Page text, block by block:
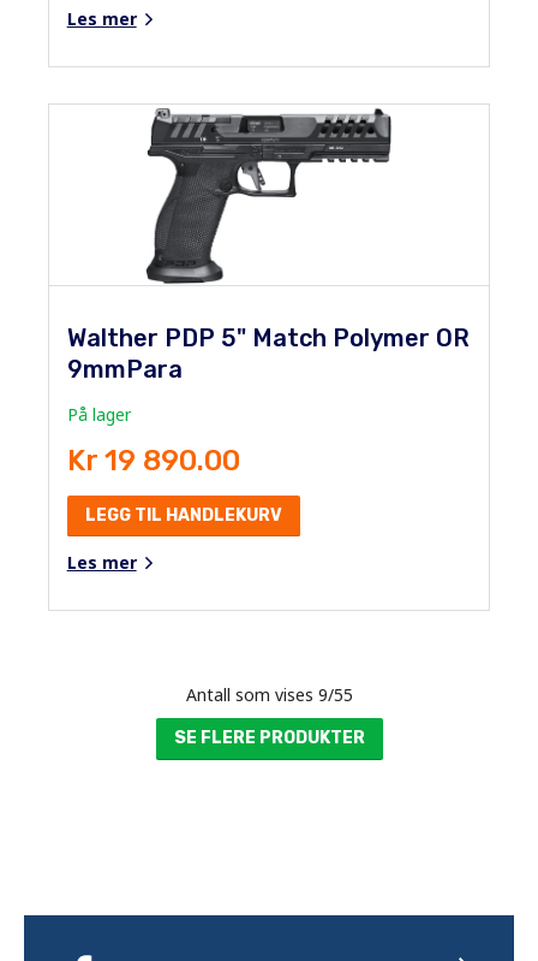
Les mer
Walther PDP 5" Match Polymer OR
9mmPara
På lager
Kr 19 890.00
LEGG TIL HANDLEKURV
Les mer
Antall som vises 9/55
SE FLERE PRODUKTER